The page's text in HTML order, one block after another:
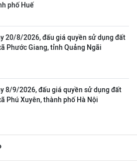
phố Huế
20/8/2026, đấu giá quyền sử dụng đất
Phước Giang, tỉnh Quảng Ngãi
8/9/2026, đấu giá quyền sử dụng đất
Phú Xuyên, thành phố Hà Nội